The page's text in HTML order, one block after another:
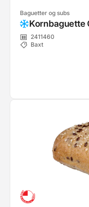
Baguetter og subs
Kornbaguette
2411460
Baxt